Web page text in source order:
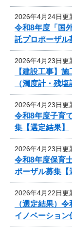
2026年4月24日更
令和8年度「国
託プロポーザル
2026年4月23日更
【建設工事】
（濁度計・残
2026年4月23日更
令和8年度子育
集【選定結果】
2026年4月23日更
令和8年度保育
ポーザル募集【
2026年4月22日更
（選定結果）
イノベーション